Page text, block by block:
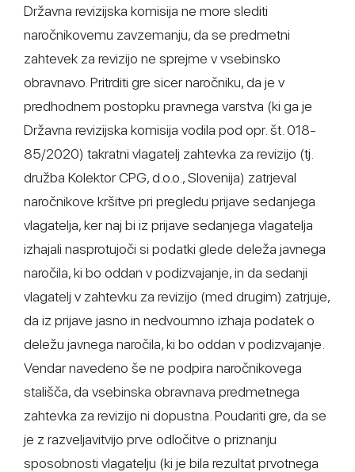
Državna revizijska komisija ne more slediti
naročnikovemu zavzemanju, da se predmetni
zahtevek za revizijo ne sprejme v vsebinsko
obravnavo. Pritrditi gre sicer naročniku, da je v
predhodnem postopku pravnega varstva (ki ga je
Državna revizijska komisija vodila pod opr. št. 018-
85/2020) takratni vlagatelj zahtevka za revizijo (tj.
družba Kolektor CPG, d.o.o., Slovenija) zatrjeval
naročnikove kršitve pri pregledu prijave sedanjega
vlagatelja, ker naj bi iz prijave sedanjega vlagatelja
izhajali nasprotujoči si podatki glede deleža javnega
naročila, ki bo oddan v podizvajanje, in da sedanji
vlagatelj v zahtevku za revizijo (med drugim) zatrjuje,
da iz prijave jasno in nedvoumno izhaja podatek o
deležu javnega naročila, ki bo oddan v podizvajanje.
Vendar navedeno še ne podpira naročnikovega
stališča, da vsebinska obravnava predmetnega
zahtevka za revizijo ni dopustna. Poudariti gre, da se
je z razveljavitvijo prve odločitve o priznanju
sposobnosti vlagatelju (ki je bila rezultat prvotnega